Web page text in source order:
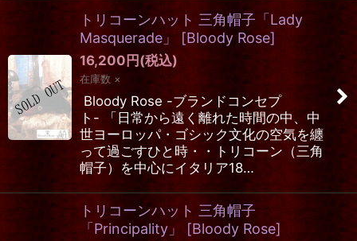
トリコーンハット 三角帽子「Lady
Masquerade」
[Bloody Rose]
16,200円(税込)
在庫数 ×
Bloody Rose -ブランドコンセプ
ト- 「日常から遠く離れた時間の中、中
世ヨーロッパ・ゴシック文化の空気を纏
って過ごすひと時・・トリコーン（三角
帽子）を中心にイタリア18…
トリコーンハット 三角帽子
「Principality」
[Bloody Rose]